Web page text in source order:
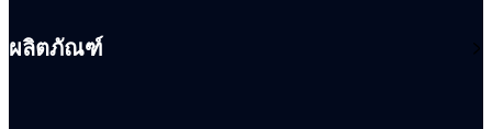
ผลิตภัณฑ์